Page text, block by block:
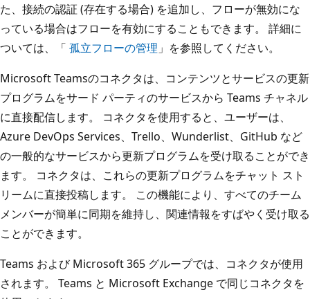
た、接続の認証 (存在する場合) を追加し、フローが無効にな
っている場合はフローを有効にすることもできます。 詳細に
ついては、「 孤立フローの管理 」を参照してください。
Microsoft Teamsのコネクタは、コンテンツとサービスの更新
プログラムをサード パーティのサービスから Teams チャネル
に直接配信します。 コネクタを使用すると、ユーザーは、
Azure DevOps Services、Trello、Wunderlist、GitHub など
の一般的なサービスから更新プログラムを受け取ることができ
ます。 コネクタは、これらの更新プログラムをチャット スト
リームに直接投稿します。 この機能により、すべてのチーム
メンバーが簡単に同期を維持し、関連情報をすばやく受け取る
ことができます。
Teams および Microsoft 365 グループでは、コネクタが使用
されます。 Teams と Microsoft Exchange で同じコネクタを